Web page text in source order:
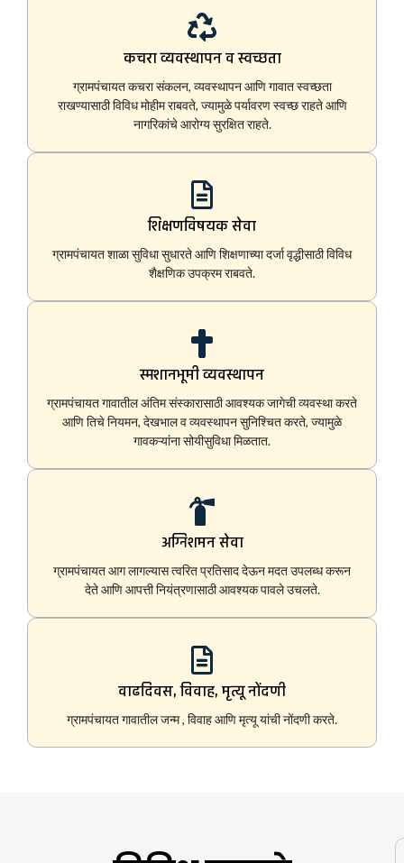
कचरा व्यवस्थापन व स्वच्छता
ग्रामपंचायत कचरा संकलन, व्यवस्थापन आणि गावात स्वच्छता
राखण्यासाठी विविध मोहीम राबवते, ज्यामुळे पर्यावरण स्वच्छ राहते आणि
नागरिकांचे आरोग्य सुरक्षित राहते.
शिक्षणविषयक सेवा
ग्रामपंचायत शाळा सुविधा सुधारते आणि शिक्षणाच्या दर्जा वृद्धीसाठी विविध
शैक्षणिक उपक्रम राबवते.
स्मशानभूमी व्यवस्थापन
ग्रामपंचायत गावातील अंतिम संस्कारासाठी आवश्यक जागेची व्यवस्था करते
आणि तिचे नियमन, देखभाल व व्यवस्थापन सुनिश्चित करते, ज्यामुळे
गावकऱ्यांना सोयीसुविधा मिळतात.
अग्निशमन सेवा
ग्रामपंचायत आग लागल्यास त्वरित प्रतिसाद देऊन मदत उपलब्ध करून
देते आणि आपत्ती नियंत्रणासाठी आवश्यक पावले उचलते.
वाढदिवस, विवाह, मृत्यू नोंदणी
ग्रामपंचायत गावातील जन्म , विवाह आणि मृत्यू यांची नोंदणी करते.